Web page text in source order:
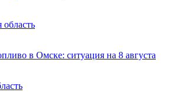
область
в Омске: ситуация на 8 августа